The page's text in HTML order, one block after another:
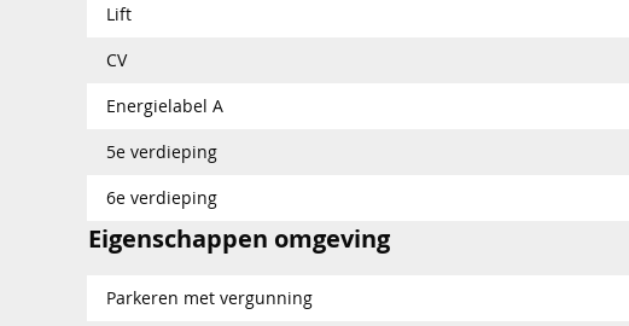
Lift
CV
Energielabel A
5e verdieping
6e verdieping
Eigenschappen omgeving
Parkeren met vergunning